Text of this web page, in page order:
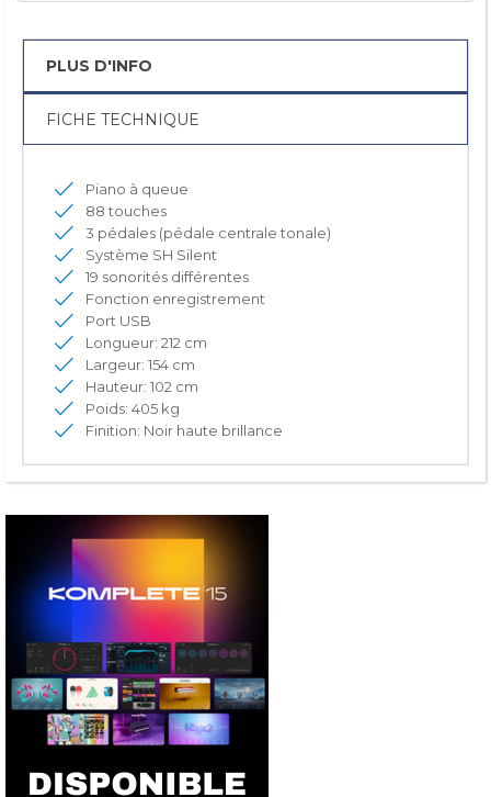
PLUS D'INFO
FICHE TECHNIQUE
Piano à queue
88 touches
3 pédales (pédale centrale tonale)
Système SH Silent
19 sonorités différentes
Fonction enregistrement
Port USB
Longueur: 212 cm
Largeur: 154 cm
Hauteur: 102 cm
Poids: 405 kg
Finition: Noir haute brillance